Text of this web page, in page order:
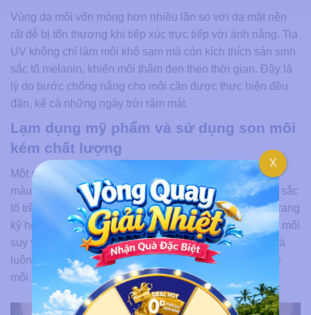
Vùng da môi vốn mỏng hơn nhiều lần so với da mặt nên
rất dễ bị tổn thương khi tiếp xúc trực tiếp với ánh nắng. Tia
UV không chỉ làm môi khô sạm mà còn kích thích sản sinh
sắc tố melanin, khiến môi thâm đen theo thời gian. Đây là
lý do bước chống nắng cho môi cần được thực hiện đều
đặn, kể cả những ngày trời râm mát.
Lạm dụng mỹ phẩm và sử dụng son môi
kém chất lượng
Một số loại son môi trôi nổi chứa chì hoặc hóa chất tạo
màu không rõ nguồn gốc có thể gây kích ứng và tích tụ sắc
tố trên môi. Việc trang điểm son liên tục mà không tẩy trang
kỹ hoặc không dưỡng ẩm bù lại cũng khiến lớp biểu bì môi
suy yếu dần. Ưu tiên sản phẩm có nguồn gốc rõ ràng và
luôn làm sạch môi kỹ sau khi trang điểm là cách bảo vệ
môi lâu dài.
X